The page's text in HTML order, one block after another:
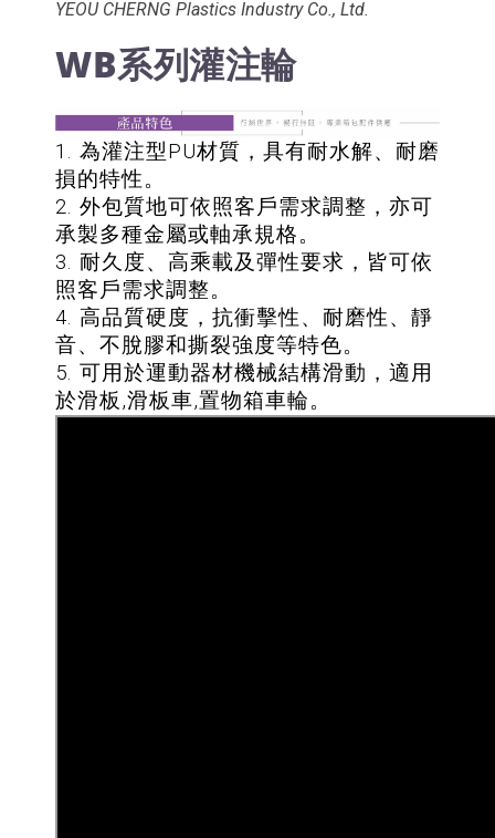
YEOU CHERNG Plastics Industry Co., Ltd.
WB系列灌注輪
1. 為灌注型PU材質，具有耐水解、耐磨
損的特性。
2. 外包質地可依照客戶需求調整，亦可
承製多種金屬或軸承規格。
3. 耐久度、高乘載及彈性要求，皆可依
照客戶需求調整。
4. 高品質硬度，抗衝擊性、耐磨性、靜
音、不脫膠和撕裂強度等特色。
5. 可用於運動器材機械結構滑動，適用
於滑板,滑板車,置物箱車輪。